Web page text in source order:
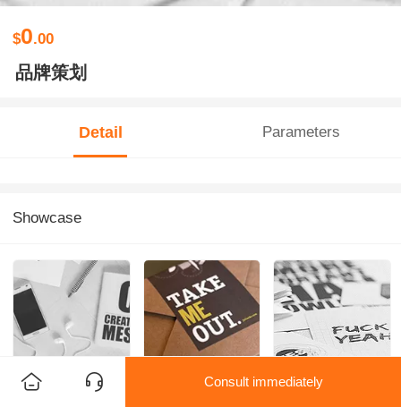
$0.00
品牌策划
Detail Parameters
Showcase
Consult immediately